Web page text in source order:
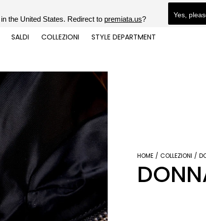
the United States. Redirect to premiata.us? Yes,
CON L'URL: HTTPS://PREMIATA.EU O HTTPS://PREMIATA.US. PRESTA PARTICOLARE
SALDI COLLEZIONI STYLE DEPARTMENT
HOME COLLEZIONI